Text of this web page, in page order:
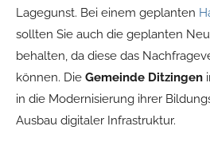
Lagegunst. Bei einem geplanten
sollten Sie auch die geplanten
behalten, da diese das
können. Die Gemeinde Ditzingen
in die Modernisierung ihrer
Ausbau digitaler Infrastruktur.